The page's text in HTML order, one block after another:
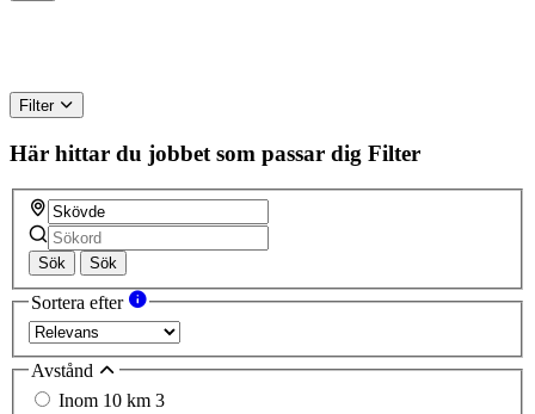
Filter
Här hittar du jobbet som passar dig Filter
Sök Sök
Sortera efter
Avstånd
Inom 10 km 3